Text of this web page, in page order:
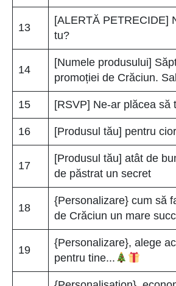
13
[ALERTĂ PETRECIDE]
tu?
14
[Numele produsului]
promoției de Crăciun.
15 [RSVP] Ne-ar plăcea să
16 [Produsul tău] pentru
17
[Produsul tău] atât de
de păstrat un secret
18
{Personalizare} cum să
de Crăciun un mare
19
{Personalizare}, alege
pentru tine...